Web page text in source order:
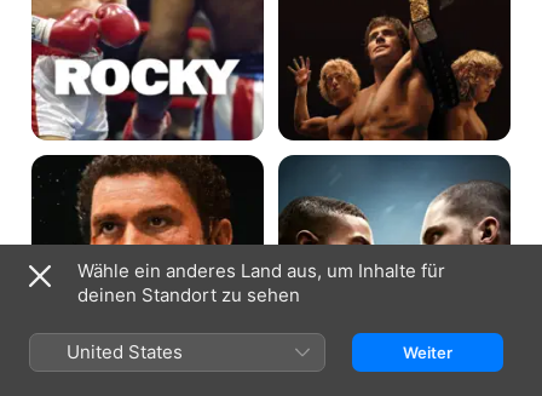
The
Smashing
Machine
Creed
Wähle ein anderes Land aus, um Inhalte für
deinen Standort zu sehen
United States Weiter